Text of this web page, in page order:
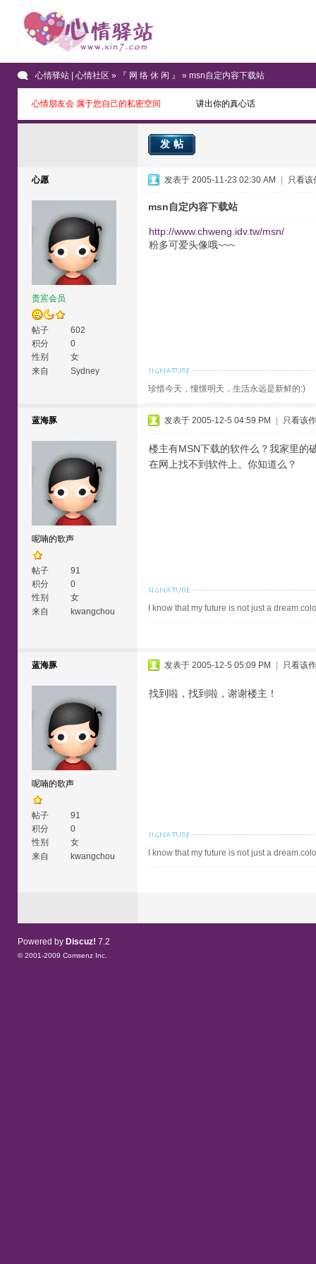
心情驿站 | 心情社区 » 『 网 络 休 闲 』 » msn自定内容下载站
心情朋友会 属于您自己的私密空间 讲出你的真心话
发帖
心愿
贵宾会员
帖子
602
积分
0
性别
女
来自
Sydney
发表于 2005-11-23 02:30 AM 只看该
msn自定内容下载站
http://www.chweng.idv.tw/msn/
粉多可爱头像哦~~~
珍惜今天，憧憬明天，生活永远是新鲜的:)
蓝海豚
呢喃的歌声
帖子
91
积分
0
性别
女
来自
kwangchou
发表于 2005-12-5 04:59 PM 只看该
楼主有MSN下载的软件么？我家里的
在网上找不到软件上。你知道么？
I know that my future is not just a
蓝海豚
呢喃的歌声
帖子
91
积分
0
性别
女
来自
kwangchou
发表于 2005-12-5 05:09 PM 只看该
找到啦，找到啦，谢谢楼主！
I know that my future is not just a
Powered by Discuz! 7.2
© 2001-2009 Comsenz Inc.